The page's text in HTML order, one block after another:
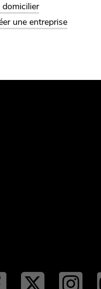
domicilier
une entreprise